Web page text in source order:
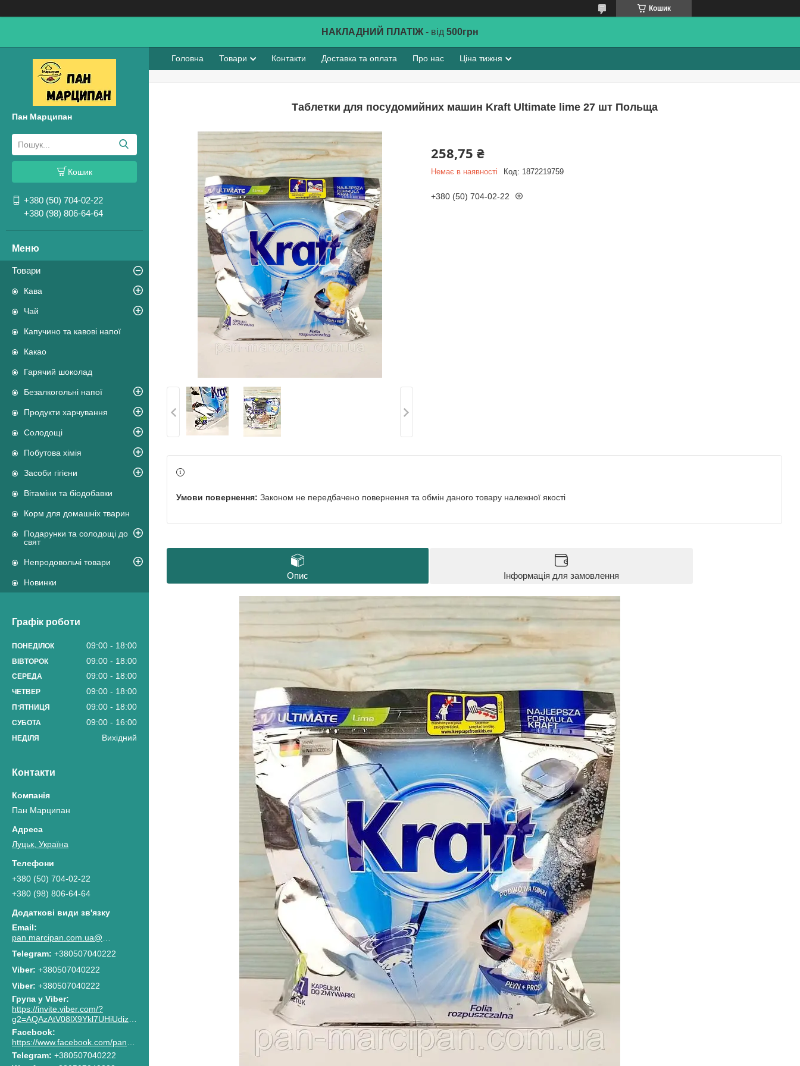
Кошик
НАКЛАДНИЙ ПЛАТІЖ - від 500грн
Пан Марципан
Кошик
+380 (50) 704-02-22
+380 (98) 806-64-64
Товари
Кава
Чай
Капучино та кавові напої
Какао
Гарячий шоколад
Безалкогольні напої
Продукти харчування
Солодощі
Побутова хімія
Засоби гігієни
Вітаміни та біодобавки
Корм для домашніх тварин
Подарунки та солодощі до
свят
Непродовольчі товари
Новинки
Графік роботи
ПОНЕДІЛОК 09:00 18:00
ВІВТОРОК 09:00 18:00
СЕРЕДА 09:00 18:00
ЧЕТВЕР 09:00 18:00
ПʼЯТНИЦЯ 09:00 18:00
СУБОТА 09:00 16:00
НЕДІЛЯ Вихідний
Контакти
Пан Марципан
Луцьк, Україна
+380 (50) 704-02-22
+380 (98) 806-64-64
pan.marcipan.com.ua@gmail.com
+380507040222
+380507040222
Viber +380507040222
Група у Viber
https://invite.viber.com/?
g2=AQAzAtV08lX9Ykl7UHiUdiz2lJaGpR6lsG8M4RbzQPAkG0NWtCn7PhJnwk8g8F2c
Facebook
https://www.facebook.com/pan.marcipan2020
Telegram +380507040222
Головна Товари Контакти Доставка та оплата Про нас Ціна тижня
Таблетки для посудомийних машин Kraft Ultimate lime 27 шт Польща
258,75 ₴
Немає в наявності Код: 1872219759
+380 (50) 704-02-22
Законом не передбачено повернення та обмін даного товару належної якості
Опис Інформація для замовлення